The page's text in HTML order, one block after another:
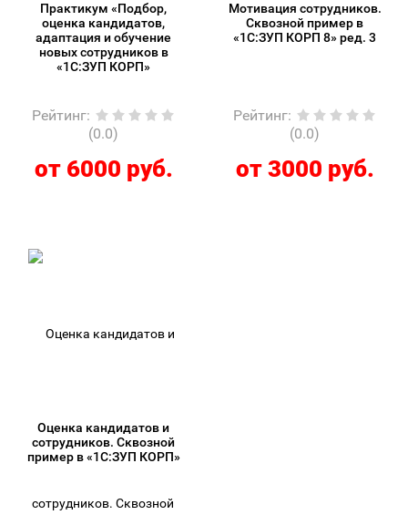
Практикум «Подбор,
оценка кандидатов,
адаптация и обучение
новых сотрудников в
«1С:ЗУП КОРП»
Рейтинг:
(0.0)
от 6000 руб.
Мотивация сотрудников.
Сквозной пример в
«1С:ЗУП КОРП 8» ред. 3
Рейтинг:
(0.0)
от 3000 руб.
Оценка кандидатов и
сотрудников. Сквозной
пример в «1С:ЗУП КОРП»